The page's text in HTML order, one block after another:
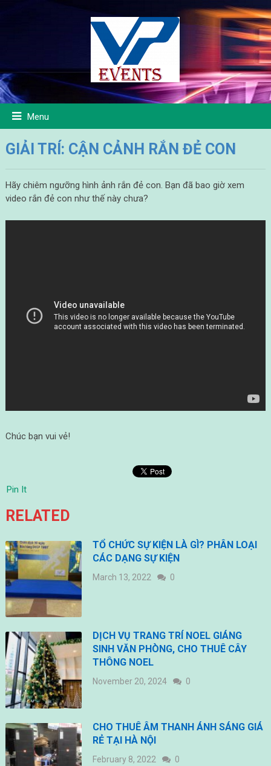
Menu
GIẢI TRÍ: CẬN CẢNH RẮN ĐẺ CON
Hãy chiêm ngưỡng hình ảnh rắn đẻ con. Bạn đã bao giờ xem
video rắn đẻ con như thế này chưa?
Chúc bạn vui vẻ!
Pin It
RELATED
TỔ CHỨC SỰ KIỆN LÀ GÌ? PHÂN LOẠI
CÁC DẠNG SỰ KIỆN
March 13, 2022 0
DỊCH VỤ TRANG TRÍ NOEL GIÁNG
SINH VĂN PHÒNG, CHO THUÊ CÂY
THÔNG NOEL
November 20, 2024 0
CHO THUÊ ÂM THANH ÁNH SÁNG GIÁ
RẺ TẠI HÀ NỘI
February 8, 2022 0